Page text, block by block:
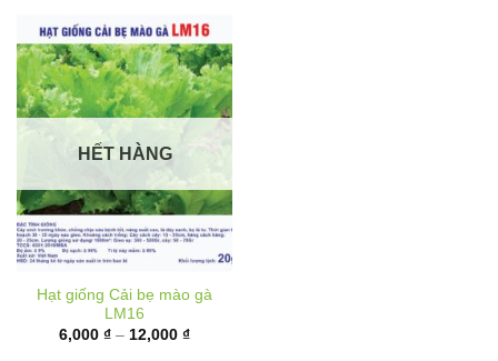
HẾT HÀNG
Hạt giống Cải bẹ mào gà
LM16
6,000 ₫ – 12,000 ₫Khoảng